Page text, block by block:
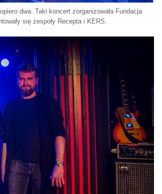
dwa. Taki koncert zorganizowała Fundacja
się zespoły Recepta i KERS.